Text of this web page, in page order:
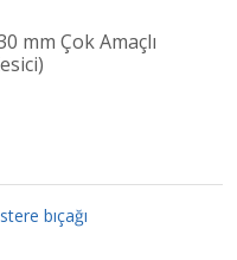
mm Çok Amaçlı
bıçağı